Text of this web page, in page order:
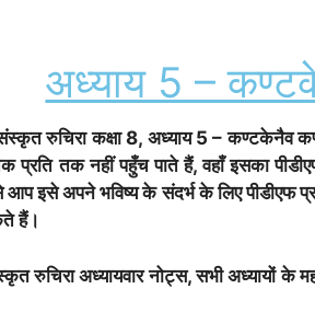
अध्याय 5 –
रुचिरा कक्षा 8, अध्याय 5 – कण्टकेनैव
प्रति तक नहीं पहुँच पाते हैं, वहाँ इसका
आप इसे अपने भविष्य के संदर्भ के लिए पीडीएफ
हैं।
रुचिरा अध्यायवार नोट्स, सभी अध्यायों के